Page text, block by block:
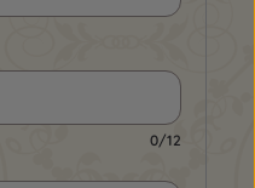
0/12